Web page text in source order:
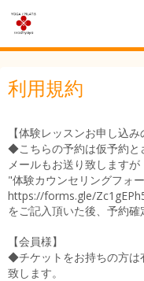
利用規約
【体験レッスンお申し込み
◆こちらの予約は仮予約と
メールもお送り致しますが
"体験カウンセリングフォ
https://forms.gle/
をご記入頂いた後、予約確
【会員様】
◆チケットをお持ちの方は
致します。